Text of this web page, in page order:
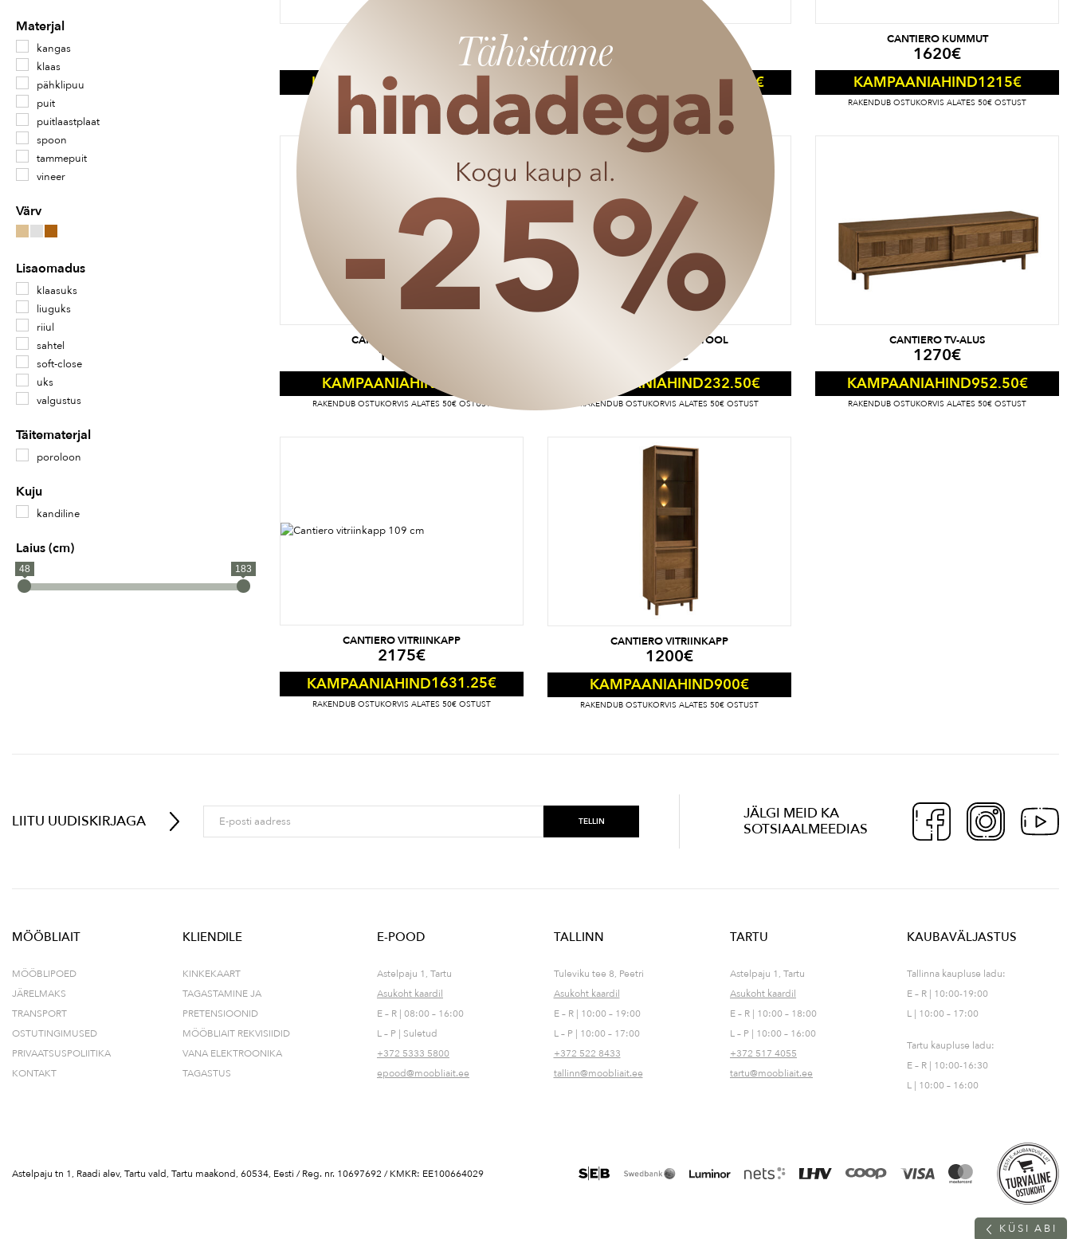
Materjal
kangas
klaas
pähklipuu
puit
puitlaastplaat
spoon
tammepuit
vineer
Värv
Lisaomadus
klaasuks
liuguks
riiul
sahtel
soft-close
uks
valgustus
Täitematerjal
poroloon
Kuju
kandiline
Laius (cm)
48 183
CANTIERO DIIVANILAUD
KAMPAANIAHIND 438.75€
RAKENDUB OSTUKORVIS ALATES 50€ OSTUST
KAMPAANIAHIND 1252.50€
RAKENDUB OSTUKORVIS ALATES 50€ OSTUST
CANTIERO KUMMUT
1620€
KAMPAANIAHIND1215€
RAKENDUB OSTUKORVIS ALATES 50€ OSTUST
CANTIERO KUMMUT
1100
KAMPAANIAHIND
RAKENDUB OSTUKORVIS ALATES 50€ OSTUST
CANTIERO SÖÖGITOOL
€
KAMPAANIAHIND232.50€
RAKENDUB OSTUKORVIS ALATES 50€ OSTUST
CANTIERO TV-ALUS
1270€
KAMPAANIAHIND952.50€
RAKENDUB OSTUKORVIS ALATES 50€ OSTUST
CANTIERO VITRIINKAPP
2175€
KAMPAANIAHIND1631.25€
RAKENDUB OSTUKORVIS ALATES 50€ OSTUST
CANTIERO VITRIINKAPP
1200€
KAMPAANIAHIND900€
RAKENDUB OSTUKORVIS ALATES 50€ OSTUST
LIITU UUDISKIRJAGA
JÄLGI MEID KA
SOTSIAALMEEDIAS
MÖÖBLIAIT
MÖÖBLIPOED
JÄRELMAKS
TRANSPORT
OSTUTINGIMUSED
PRIVAATSUSPOLIITIKA
KONTAKT
KLIENDILE
KINKEKAART
TAGASTAMINE JA
PRETENSIOONID
MÖÖBLIAIT REKVISIIDID
VANA ELEKTROONIKA
TAGASTUS
E-POOD
Astelpaju 1, Tartu
Asukoht kaardil
E – R | 08:00 – 16:00
L – P | Suletud
+372 5333 5800
epood@moobliait.ee
TALLINN
Tuleviku tee 8, Peetri
Asukoht kaardil
E – R | 10:00 – 19:00
L – P | 10:00 – 17:00
+372 522 8433
tallinn@moobliait.ee
TARTU
Astelpaju 1, Tartu
Asukoht kaardil
E – R | 10:00 – 18:00
L – P | 10:00 – 16:00
+372 517 4055
tartu@moobliait.ee
KAUBAVÄLJASTUS
Tallinna kaupluse ladu:
E – R | 10:00-19:00
L | 10:00 – 17:00
Tartu kaupluse ladu:
E – R | 10:00-16:30
L | 10:00 – 16:00
Astelpaju tn 1, Raadi alev, Tartu vald, Tartu maakond, 60534, Eesti / Reg. nr. 10697692 / KMKR: EE100664029
K Ü S I A B I